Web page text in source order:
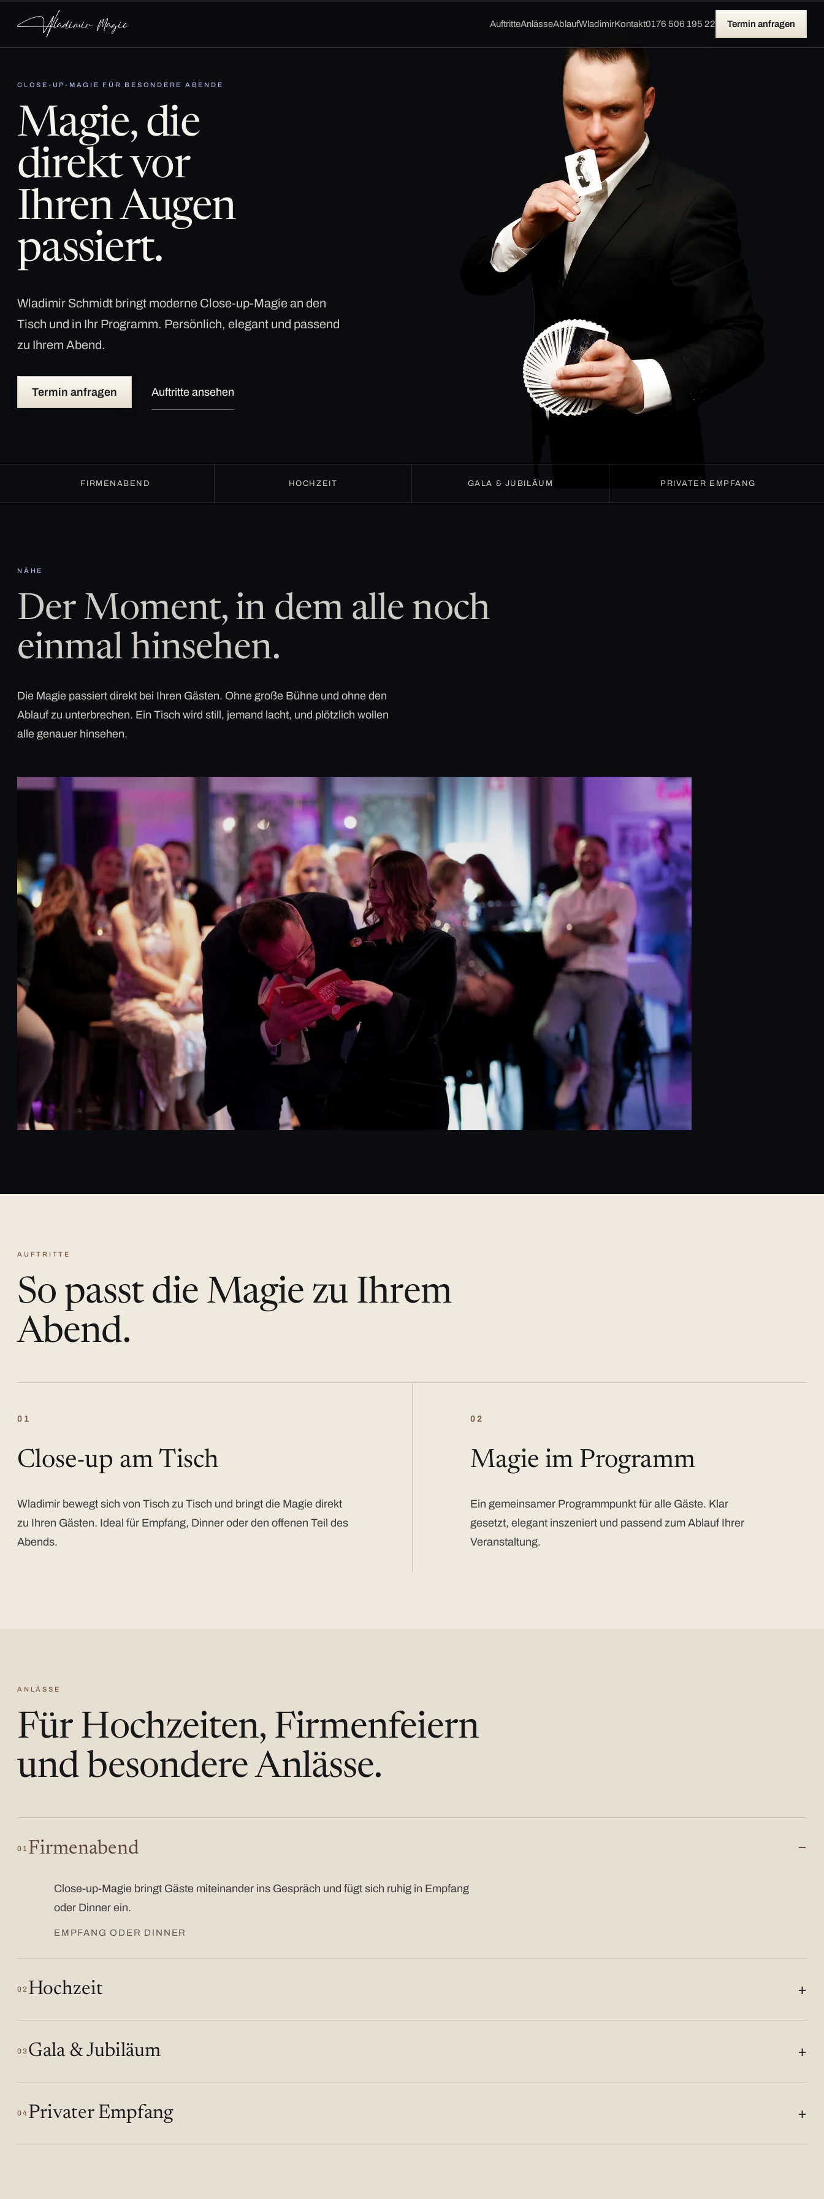
AuftritteAnlässeAblaufWladimirKontakt0176 506 195 22 Termin anfragen
CLOSE-UP-MAGIE FÜR BESONDERE ABENDE
Magie, die
direkt vor
Ihren Augen
passiert.
Wladimir Schmidt bringt moderne Close-up-Magie an den
Tisch und in Ihr Programm. Persönlich, elegant und passend
zu Ihrem Abend.
Termin anfragen Auftritte ansehen
FIRMENABEND HOCHZEIT GALA & JUBILÄUM PRIVATER EMPFANG
NÄHE
Der Moment, in dem alle noch
einmal hinsehen.
Die Magie passiert direkt bei Ihren Gästen. Ohne große Bühne und ohne den
Ablauf zu unterbrechen. Ein Tisch wird still, jemand lacht, und plötzlich wollen
alle genauer hinsehen.
AUFTRITTE
So passt die Magie zu Ihrem
Abend.
01
Close-up am Tisch
Wladimir bewegt sich von Tisch zu Tisch und bringt die Magie direkt
zu Ihren Gästen. Ideal für Empfang, Dinner oder den offenen Teil des
Abends.
02
Magie im Programm
Ein gemeinsamer Programmpunkt für alle Gäste. Klar
gesetzt, elegant inszeniert und passend zum Ablauf Ihrer
Veranstaltung.
ANLÄSSE
Für Hochzeiten, Firmenfeiern
und besondere Anlässe.
01 Firmenabend
Close-up-Magie bringt Gäste miteinander ins Gespräch und fügt sich ruhig in Empfang
oder Dinner ein.
EMPFANG ODER DINNER
02 Hochzeit
03 Gala & Jubiläum
04 Privater Empfang